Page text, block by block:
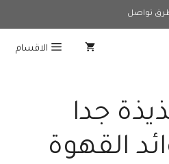
تواصل
الاقسام
جدا
القهوة